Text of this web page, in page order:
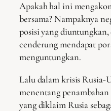
Apakah hal ini
bersama? Nampaknya
posisi yang
cenderung mendapat
menguntungkan.
Lalu dalam krisis Rusia-
menentang
yang diklaim Rusia